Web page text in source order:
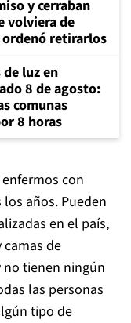
y cerraban
volviera de
retirarlos
luz en
8 de agosto:
comunas
8 horas
con
los años. Pueden
en el país,
de
no tienen ningún
las personas
tipo de